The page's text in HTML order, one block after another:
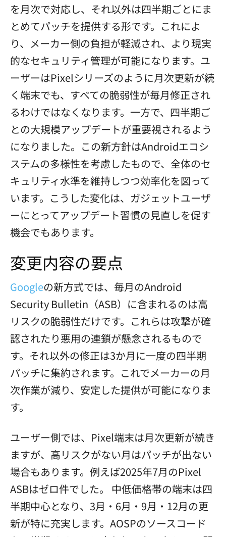
を月次で対応し、それ以外は四半期ごとにま
とめてパッチを提供する形です。これによ
り、メーカー側の負担が軽減され、より現実
的なセキュリティ管理が可能になります。ユ
ーザーはPixelシリーズのように月次更新が続
く端末でも、すべての脆弱性が毎月修正され
るわけではなくなります。一方で、四半期ご
との大規模アップデートが重要視されるよう
になりました。この新方針はAndroidエコシ
ステムの多様性を考慮したもので、全体のセ
キュリティ水準を維持しつつ効率化を図って
います。こうした変化は、ガジェットユーザ
ーにとってアップデート習慣の見直しを促す
機会でもあります。
変更内容の要点
Googleの新方式では、毎月のAndroid
Security Bulletin（ASB）に含まれるのは高
リスクの脆弱性だけです。これらは攻撃が確
認されたり悪用の連鎖が懸念されるもので
す。それ以外の修正は3か月に一度の四半期
パッチに集約されます。これでメーカーの月
次作業が減り、安定した提供が可能になりま
す。
ユーザー側では、Pixel端末は月次更新が続き
ますが、高リスクがない月はパッチが出ない
場合もあります。例えば2025年7月のPixel
ASBはゼロ件でした。 中低価格帯の端末は四
半期中心となり、3月・6月・9月・12月の更
新が特に充実します。AOSPのソースコード